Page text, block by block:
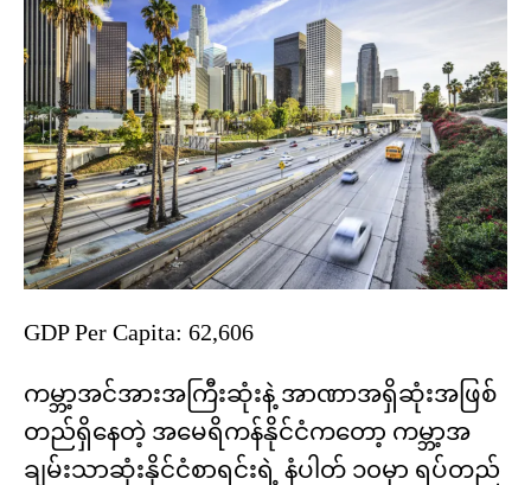
GDP Per Capita: 62,606
ကမ္ဘာ့အင်အားအကြီးဆုံးနဲ့ အာဏာအရှိဆုံးအဖြစ်
တည်ရှိနေတဲ့ အမေရိကန်နိုင်ငံကတော့ ကမ္ဘာ့အ
ချမ်းသာဆုံးနိုင်ငံစာရင်းရဲ့ နံပါတ် ၁၀မှာ ရပ်တည်